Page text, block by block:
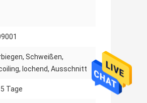
Schweißen,
lochend, Ausschnitt
Tage